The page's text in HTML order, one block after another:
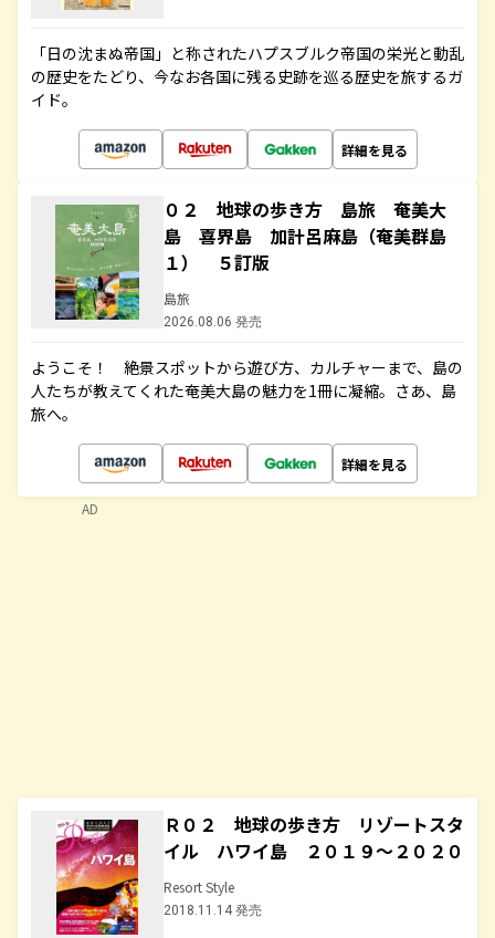
「日の沈まぬ帝国」と称されたハプスブルク帝国の栄光と動乱
の歴史をたどり、今なお各国に残る史跡を巡る歴史を旅するガ
イド。
詳細を見る
０２ 地球の歩き方 島旅 奄美大
島 喜界島 加計呂麻島（奄美群島
１） ５訂版
島旅
2026.08.06 発売
ようこそ！ 絶景スポットから遊び方、カルチャーまで、島の
人たちが教えてくれた奄美大島の魅力を1冊に凝縮。さあ、島
旅へ。
詳細を見る
Ｒ０２ 地球の歩き方 リゾートスタ
イル ハワイ島 ２０１９～２０２０
Resort Style
2018.11.14 発売
AD